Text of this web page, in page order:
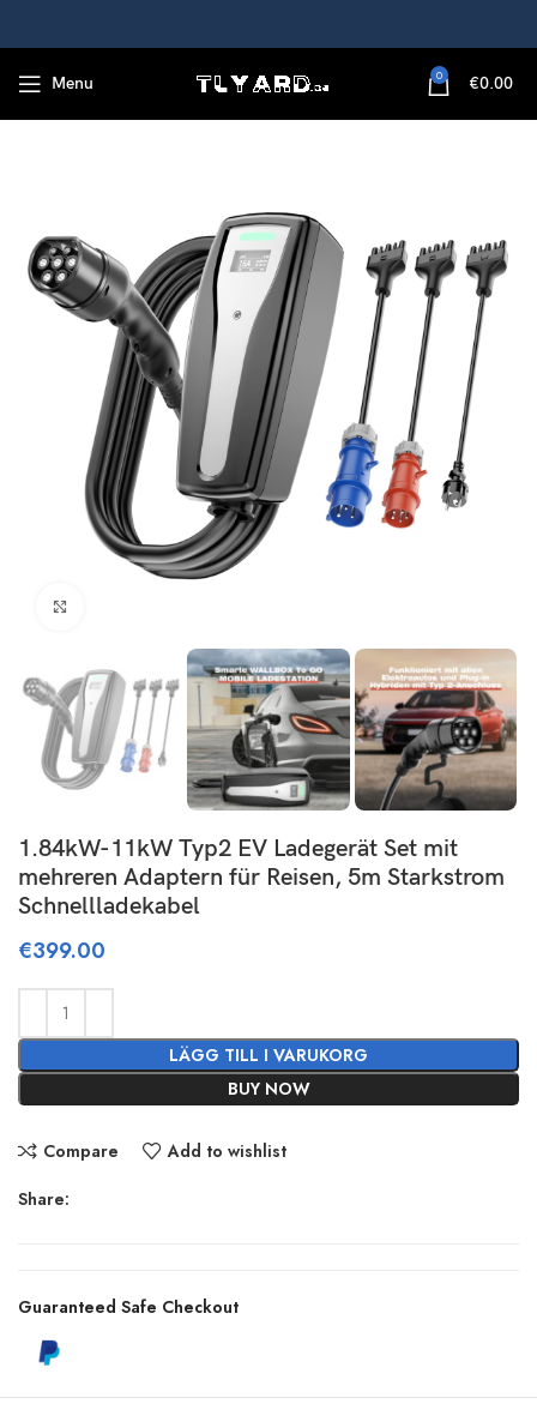
Menu 0 €0.00
1.84kW-11kW Typ2 EV Ladegerät Set mit
mehreren Adaptern für Reisen, 5m Starkstrom
Schnellladekabel
€399.00
LÄGG TILL I VARUKORG
BUY NOW
Compare Add to wishlist
Share:
Guaranteed Safe Checkout